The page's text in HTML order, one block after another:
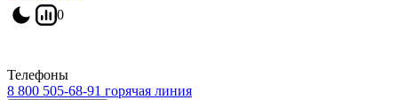
0
Телефоны
8 800 505-68-91 горячая линия